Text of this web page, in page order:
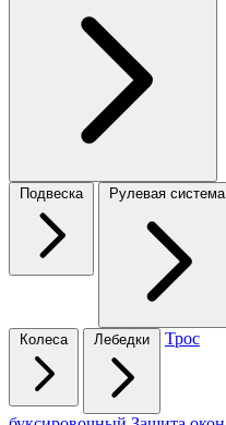
Подвеска Рулевая система
Колеса Лебедки Трос